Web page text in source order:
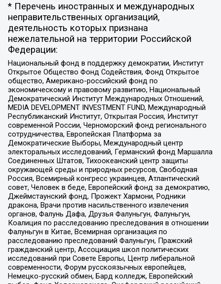
* Перечень иностранных и международных
неправительственных организаций,
деятельность которых признана
нежелательной на территории Российской
Федерации:
Национальный фонд в поддержку демократии, Институт
Открытое Общество Фонд Содействия, Фонд Открытое
общество, Американо-российский фонд по
экономическому и правовому развитию, Национальный
Демократический Институт Международных Отношений,
MEDIA DEVELOPMENT INVESTMENT FUND, Международный
Республиканский Институт, Открытая Россия, Институт
современной России, Черноморский фонд регионального
сотрудничества, Европейская Платформа за
Демократические Выборы, Международный центр
электоральных исследований, Германский фонд Маршалла
Соединенных Штатов, Тихоокеанский центр защиты
окружающей среды и природных ресурсов, Свободная
Россия, Всемирный конгресс украинцев, Атлантический
совет, Человек в беде, Европейский фонд за демократию,
Джеймстаунский фонд, Прожект Хармони, Родники
дракона, Врачи против насильственного извлечения
органов, Фалунь Дафа, Друзья Фалуньгун, Фалуньгун,
Коалиция по расследованию преследования в отношении
Фалуньгун в Китае, Всемирная организация по
расследованию преследований Фалуньгун, Пражский
гражданский центр, Ассоциация школ политических
исследований при Совете Европы, Центр либеральной
современности, Форум русскоязычных европейцев,
Немецко-русский обмен, Бард колледж, Европейский